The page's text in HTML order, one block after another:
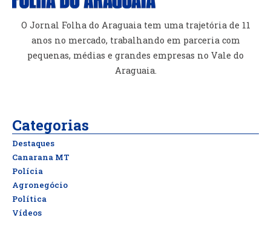
O Jornal Folha do Araguaia tem uma trajetória de 11
anos no mercado, trabalhando em parceria com
pequenas, médias e grandes empresas no Vale do
Araguaia.
Categorias
Destaques
Canarana MT
Polícia
Agronegócio
Política
Vídeos